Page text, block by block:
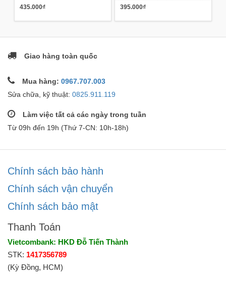
435.000₫ 395.000₫
Giao hàng toàn quốc
Mua hàng: 0967.707.003
Sửa chữa, kỹ thuật: 0825.911.119
Làm việc tất cả các ngày trong tuần
Từ 09h đến 19h (Thứ 7-CN: 10h-18h)
Chính sách bảo hành
Chính sách vận chuyển
Chính sách bảo mật
Thanh Toán
Vietcombank: HKD Đỗ Tiến Thành
STK: 1417356789
(Kỳ Đồng, HCM)